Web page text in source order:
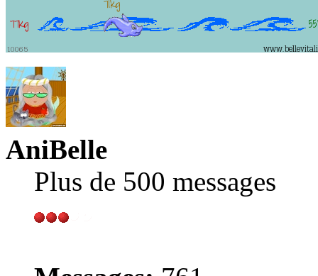
AniBelle
Plus de 500 messages